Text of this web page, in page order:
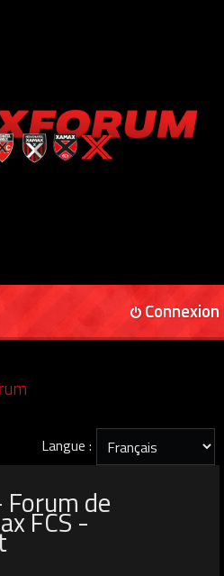
Connexion
Langue :
de
FCS -